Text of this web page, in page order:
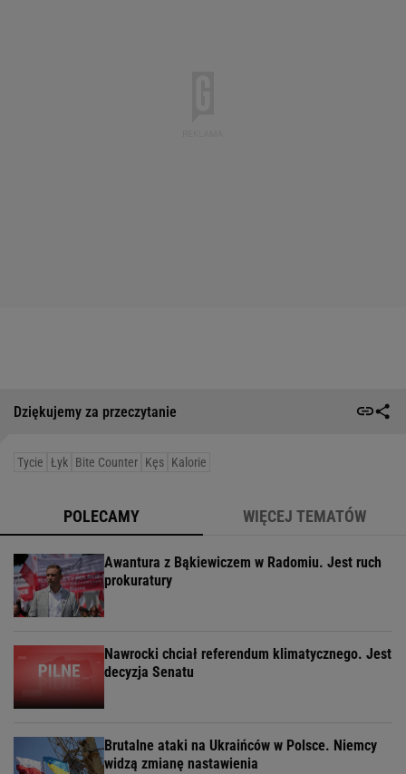
Dziękujemy za przeczytanie
Tycie Łyk Bite Counter Kęs Kalorie
POLECAMY WIĘCEJ TEMATÓW
Awantura z Bąkiewiczem w Radomiu. Jest ruch
prokuratury
Nawrocki chciał referendum klimatycznego. Jest
decyzja Senatu
Brutalne ataki na Ukraińców w Polsce. Niemcy
widzą zmianę nastawienia